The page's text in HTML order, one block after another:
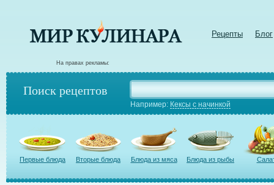
Рецепты Блог
На правах рекламы:
Поиск рецептов
Например: Кексы с начинкой
Первые блюда Вторые блюда Блюда из мяса Блюда из рыбы